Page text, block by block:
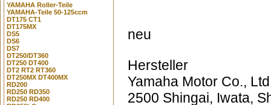
YAMAHA Roller-Teile
YAMAHA-Teile 50-125ccm
DT175 CT1
DT175MX
DS5
DS6
DS7
DT250/DT360
DT250 DT400
DT2 RT2 RT360
DT250MX DT400MX
RD200
RD250 RD350
RD250 RD400
neu
Hersteller
Yamaha Motor Co.,
2500 Shingai, Iwata,